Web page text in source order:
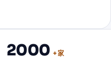
2000 + 家